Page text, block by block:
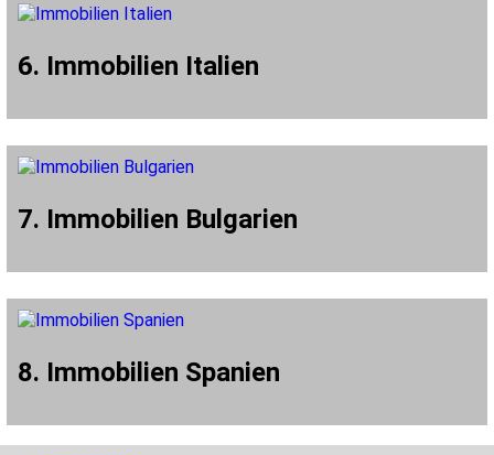
6. Immobilien Italien
7. Immobilien Bulgarien
8. Immobilien Spanien